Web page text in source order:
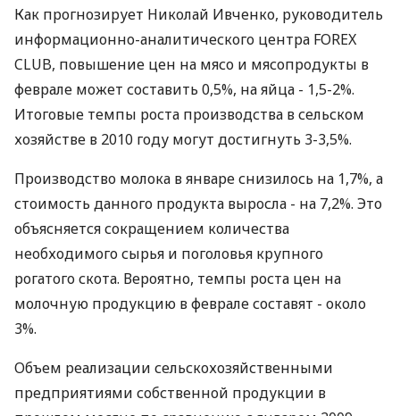
Как прогнозирует Николай Ивченко, руководитель
информационно-аналитического центра FOREX
CLUB, повышение цен на мясо и мясопродукты в
феврале может составить 0,5%, на яйца - 1,5-2%.
Итоговые темпы роста производства в сельском
хозяйстве в 2010 году могут достигнуть 3-3,5%.
Производство молока в январе снизилось на 1,7%, а
стоимость данного продукта выросла - на 7,2%. Это
объясняется сокращением количества
необходимого сырья и поголовья крупного
рогатого скота. Вероятно, темпы роста цен на
молочную продукцию в феврале составят - около
3%.
Объем реализации сельскохозяйственными
предприятиями собственной продукции в